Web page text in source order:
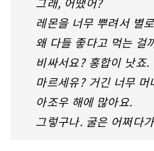
레몬을 너무 뿌려서 별
왜 다들 좋다고 먹는 걸
비싸서요? 홍합이 낫죠.
마르세유? 거긴 너무
아조우 해에 많아요.
그렇구나. 굴은 어쩌다